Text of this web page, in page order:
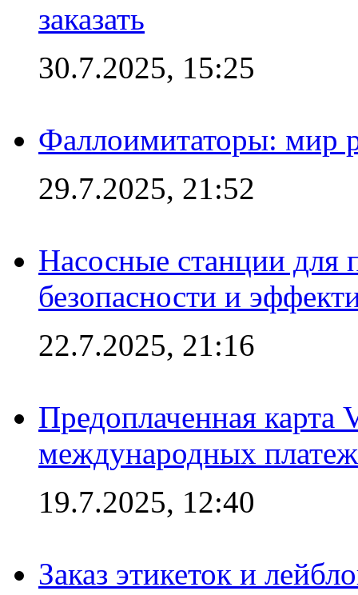
заказать
30.7.2025, 15:25
Фаллоимитаторы: мир
29.7.2025, 21:52
Насосные станции для
безопасности и
22.7.2025, 21:16
Предоплаченная карта
международных
19.7.2025, 12:40
Заказ этикеток и